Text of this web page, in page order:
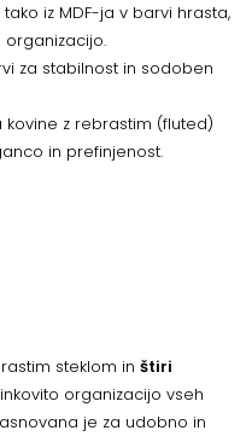
iz MDF-ja v barvi hrasta,
za stabilnost in sodoben
z rebrastim (fluted)
in prefinjenost.
steklom in štiri
organizacijo vseh
je za udobno in